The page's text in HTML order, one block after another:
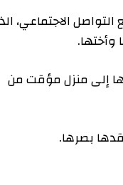
الاجتماعي، الذين
إلى منزل مؤقت من